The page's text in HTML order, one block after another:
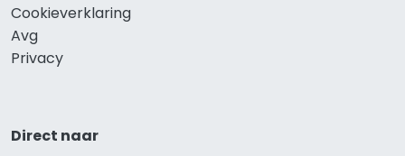
Cookieverklaring
Avg
Privacy
Direct naar